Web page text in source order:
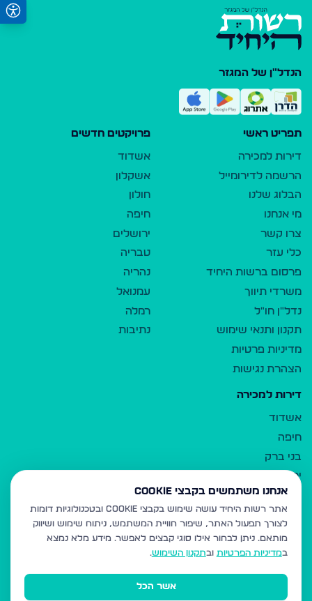
הנדל"ן של המגזר
תפריט ראשי
דירות למכירה
הרשמה לדירומייל
הבלוג שלנו
מי אנחנו
צרו קשר
כלי עזר
פרסום ברשות היחיד
משרדי תיווך
נדל"ן חו"ל
תקנון ותנאי שימוש
מדיניות פרטיות
הצהרת נגישות
פרויקטים חדשים
אשדוד
אשקלון
חולון
חיפה
ירושלים
טבריה
נהריה
עמנואל
רמלה
נתיבות
דירות למכירה
אשדוד
חיפה
בני ברק
ירושלים
אלעד
גבעת זאב
בית שמש
רכסים
מודיעין עילית
אנחנו משתמשים בקבצי Cookie
אתר רשות היחיד עושה שימוש בקבצי Cookie ובטכנולוגיות דומות
לצורך תפעול האתר, שיפור חוויית המשתמש, ניתוח שימוש ושיווק
מותאם. ניתן לבחור אילו סוגי קבצים לאפשר. מידע מלא נמצא
במדיניות הפרטיות ובתקנון השימוש.
אשר הכל